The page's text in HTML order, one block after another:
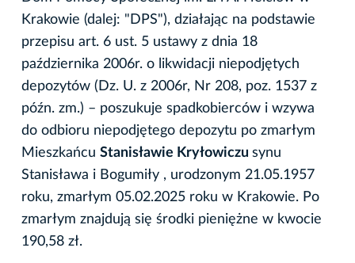
Krakowie (dalej: "DPS"), działając na podstawie
przepisu art. 6 ust. 5 ustawy z dnia 18
października 2006r. o likwidacji niepodjętych
depozytów (Dz. U. z 2006r, Nr 208, poz. 1537 z
późn. zm.) – poszukuje spadkobierców i wzywa
do odbioru niepodjętego depozytu po zmarłym
Mieszkańcu Stanisławie Kryłowiczu synu
Stanisława i Bogumiły , urodzonym 21.05.1957
roku, zmarłym 05.02.2025 roku w Krakowie. Po
zmarłym znajdują się środki pieniężne w kwocie
190,58 zł.